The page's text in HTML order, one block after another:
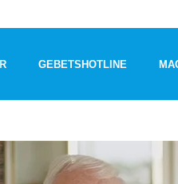
GEBETSHOTLINE